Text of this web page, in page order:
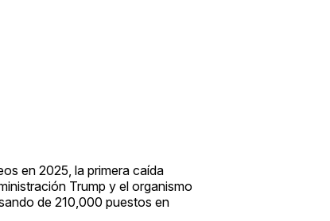
en 2025, la primera caída
Trump y el organismo
de 210,000 puestos en